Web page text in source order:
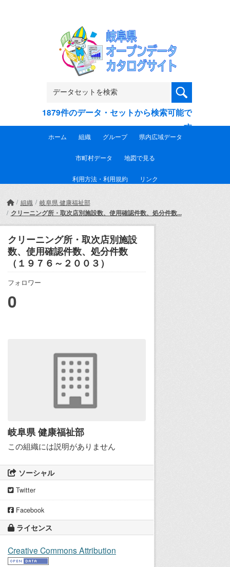
1879件のデータ・セットから検索可能で
す
ホーム 組織 グループ 県内広域データ
市町村データ 地図で見る
利用方法・利用規約 リンク
組織 岐阜県 健康福祉部
クリーニング所・取次店別施設数、使用確認件数、処分件数...
クリーニング所・取次店別施設
数、使用確認件数、処分件数
（１９７６～２００３）
フォロワー
0
岐阜県 健康福祉部
この組織には説明がありません
ソーシャル
Twitter
Facebook
ライセンス
Creative Commons Attribution